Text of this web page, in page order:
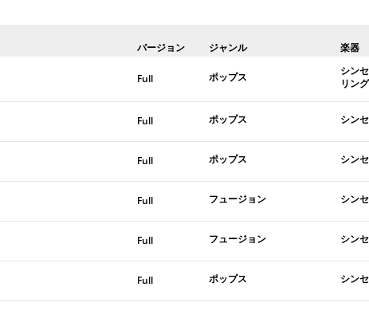
バージョン ジャンル 楽器
Full ポップス
シン
リン
Full ポップス シン
Full ポップス シン
Full フュージョン シン
Full フュージョン シン
Full ポップス シン